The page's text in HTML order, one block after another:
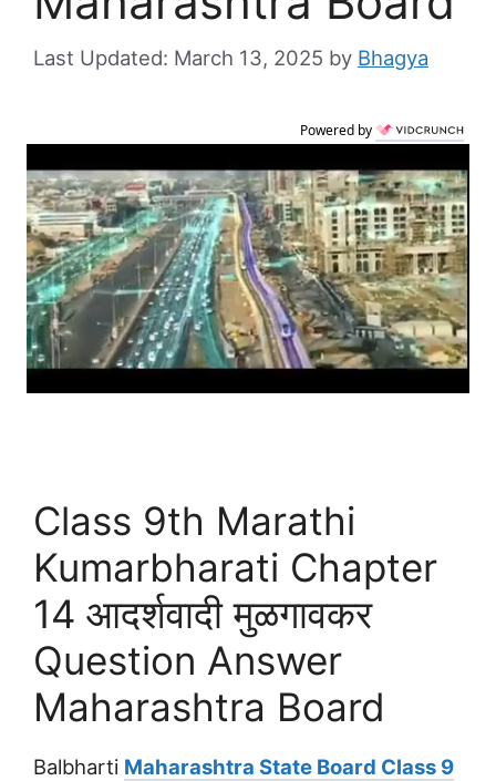
March 13, 2025 by Bhagya
Powered by
Class 9th Marathi
Kumarbharati Chapter
14 आदर्शवादी मुळगावकर
Question Answer
Maharashtra Board
Balbharti Maharashtra State Board Class 9